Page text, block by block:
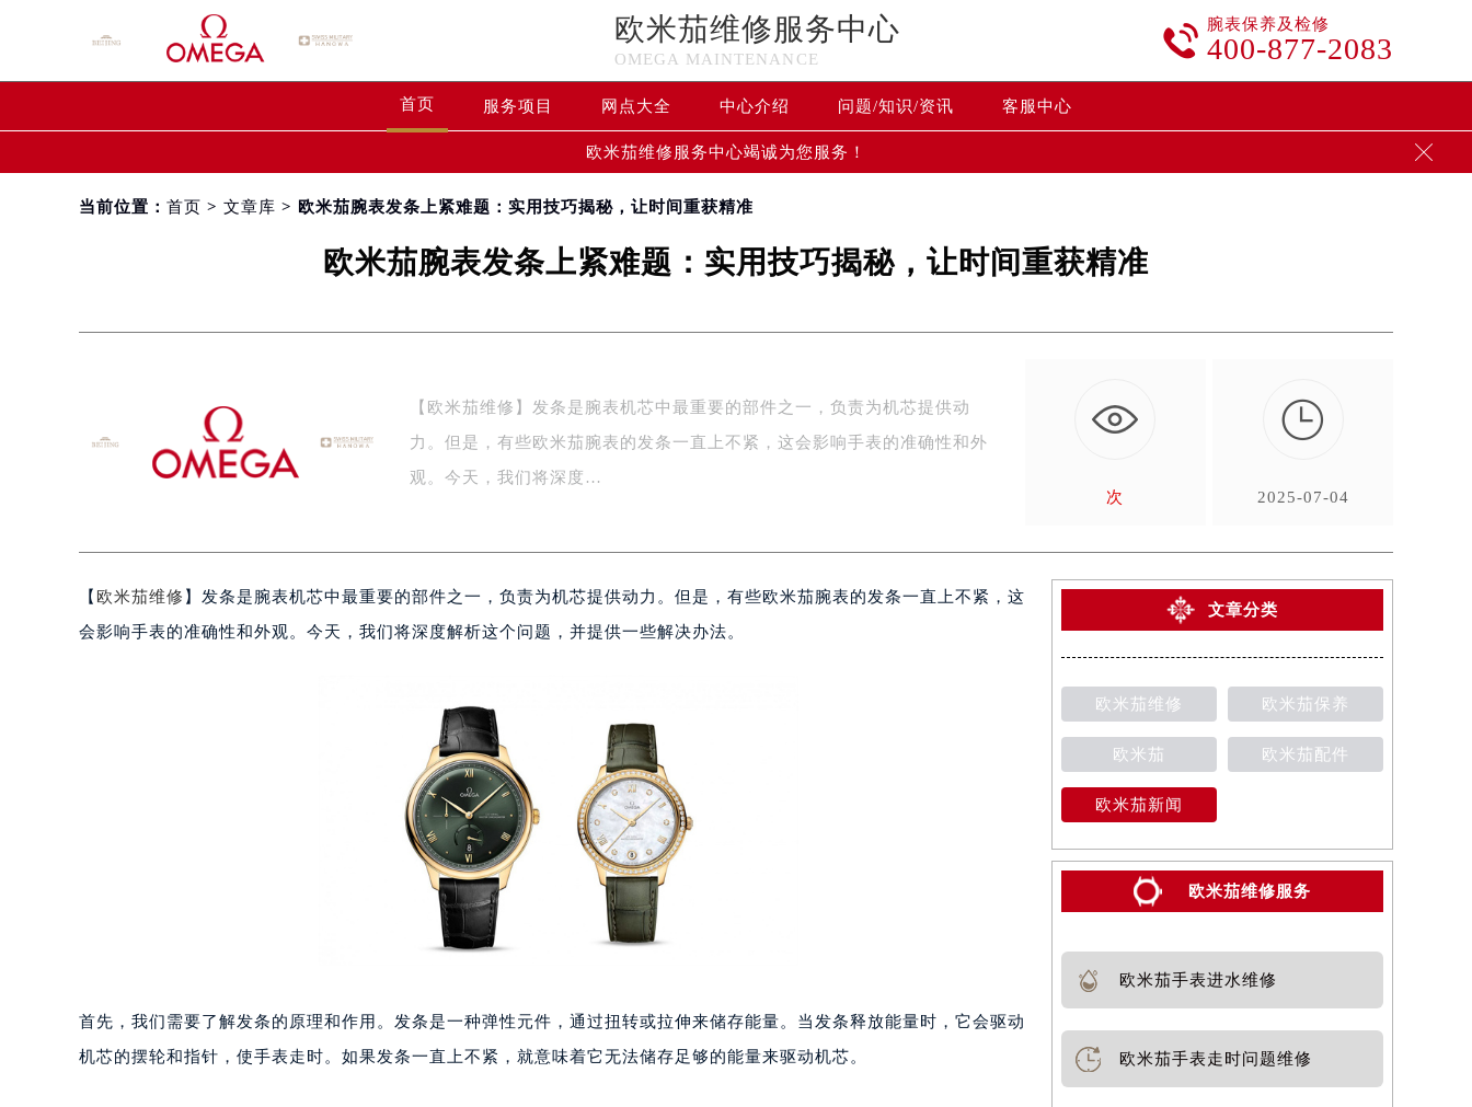
欧米茄维修服务中心
OMEGA MAINTENANCE
 腕表保养及检修
400-877-2083
首页 服务项目 网点大全 中心介绍 问题/知识/资讯 客服中心
欧米茄维修服务中心竭诚为您服务！ 
当前位置： 首页 > 文章库 > 欧米茄腕表发条上紧难题：实用技巧揭秘，让时间重获精准
欧米茄腕表发条上紧难题：实用技巧揭秘，让时间重获精准
【欧米茄维修】发条是腕表机芯中最重要的部件之一，负责为机芯提供动
力。但是，有些欧米茄腕表的发条一直上不紧，这会影响手表的准确性和外
观。今天，我们将深度…
次

2025-07-04
【 欧米茄维修 】发条是腕表机芯中最重要的部件之一，负责为机芯提供动力。但是，有些欧米茄腕表的发条一直上不紧，这
会影响手表的准确性和外观。今天，我们将深度解析这个问题，并提供一些解决办法。
首先，我们需要了解发条的原理和作用。发条是一种弹性元件，通过扭转或拉伸来储存能量。当发条释放能量时，它会驱动
机芯的摆轮和指针，使手表走时。如果发条一直上不紧，就意味着它无法储存足够的能量来驱动机芯。
文章分类
欧米茄维修 欧米茄保养
欧米茄 欧米茄配件
欧米茄新闻
欧米茄维修服务
欧米茄手表进水维修
欧米茄手表走时问题维修